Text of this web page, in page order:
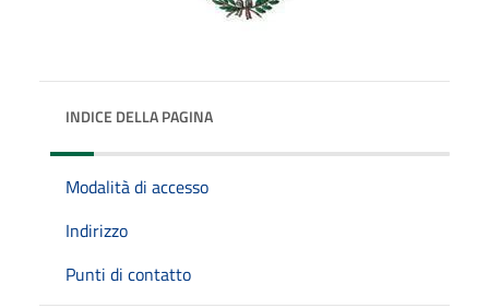
INDICE DELLA PAGINA
Modalità di accesso
Indirizzo
Punti di contatto